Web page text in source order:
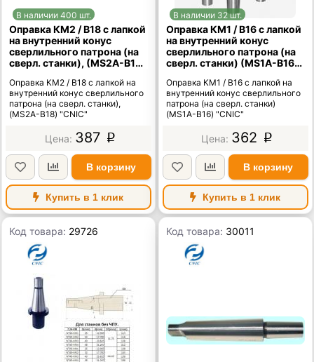
В наличии 400 шт.
Оправка КМ2 / В18 с лапкой
на внутренний конус
сверлильного патрона (на
сверл. станки), (MS2A-B18)
Оправка КМ2 / В18 с лапкой на
внутренний конус сверлильного
патрона (на сверл. станки),
(MS2A-B18) "CNIC"
387 p
В корзину
Купить в 1 клик
В наличии 32 шт.
Оправка КМ1 / В16 с лапкой
на внутренний конус
сверлильного патрона (на
сверл. станки) (MS1A-B16)
Оправка КМ1 / В16 с лапкой на
внутренний конус сверлильного
патрона (на сверл. станки)
(MS1A-B16) "CNIC"
362 p
В корзину
Купить в 1 клик
Код товара: 29726 Код товара: 30011